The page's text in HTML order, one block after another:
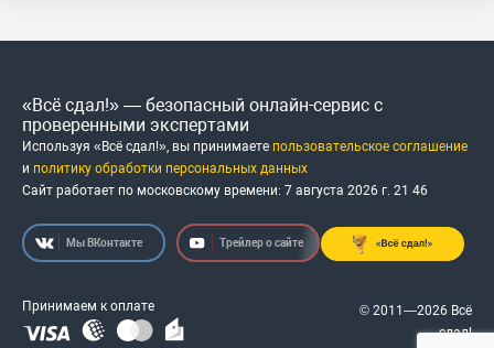
«Всё сдал!» — безопасный онлайн-сервис с
проверенными экспертами
Используя «Всё сдал!», вы принимаете пользовательское соглашение
и политику обработки персональных данных
Сайт работает по московскому времени: 7 августа 2026 г. 21 46
Мы ВКонтакте Трейлер о сайте
Принимаем к оплате
© 2011—2026 Всё
сдал!